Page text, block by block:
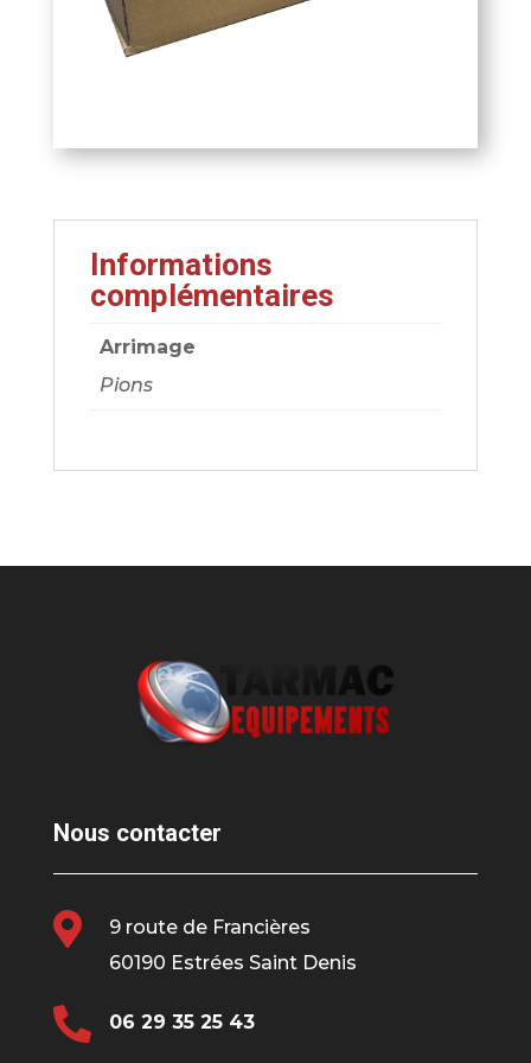
Informations
complémentaires
Arrimage
Pions
Nous contacter

9 route de Francières
60190 Estrées Saint Denis
 06 29 35 25 43